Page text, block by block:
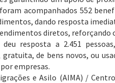
acompanhados 552
dando resposta
diretos,
resposta a 2.451
de bens novos, ou
empresas.
e Asilo (AIMA) /